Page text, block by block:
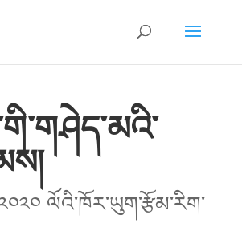
ལོའི་ཁོར་ཡུག་རྩོམ་རིག་